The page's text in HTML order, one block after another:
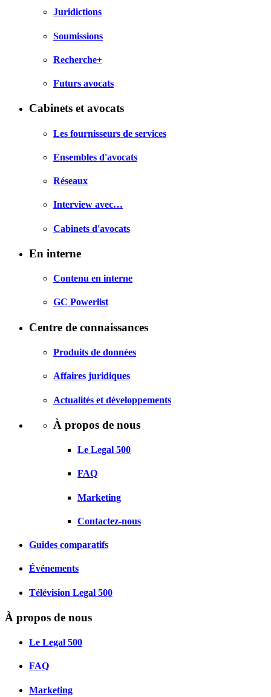
Juridictions
Soumissions
Recherche+
Futurs avocats
Cabinets et avocats
Les fournisseurs de services
Ensembles d'avocats
Réseaux
Interview avec…
Cabinets d'avocats
En interne
Contenu en interne
GC Powerlist
Centre de connaissances
Produits de données
Affaires juridiques
Actualités et développements
À propos de nous
Le Legal 500
FAQ
Marketing
Contactez-nous
Guides comparatifs
Événements
Télévision Legal 500
À propos de nous
Le Legal 500
FAQ
Marketing